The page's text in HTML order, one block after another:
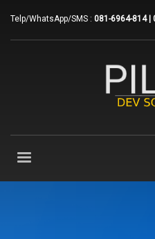
Telp/WhatsApp/SMS : 081-6964-814 |